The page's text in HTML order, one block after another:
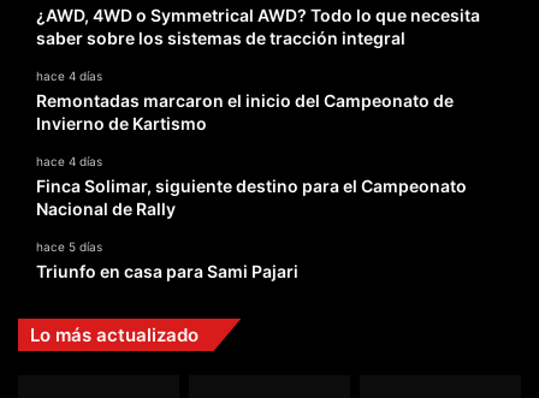
¿AWD, 4WD o Symmetrical AWD? Todo lo que necesita
saber sobre los sistemas de tracción integral
hace 4 días
Remontadas marcaron el inicio del Campeonato de
Invierno de Kartismo
hace 4 días
Finca Solimar, siguiente destino para el Campeonato
Nacional de Rally
hace 5 días
Triunfo en casa para Sami Pajari
Lo más actualizado